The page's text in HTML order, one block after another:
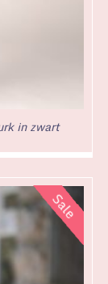
in zwart